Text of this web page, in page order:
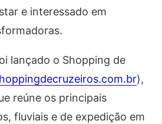
e interessado em
lançado o Shopping de
),
reúne os principais
fluviais e de expedição em